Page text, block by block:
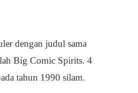
dengan judul sama
Big Comic Spirits. 4
tahun 1990 silam.